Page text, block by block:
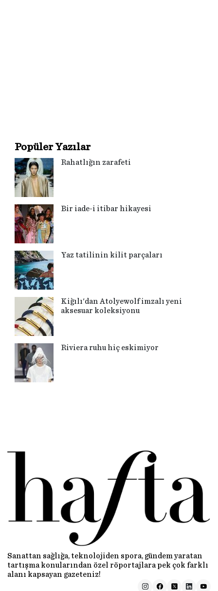
Popüler Yazılar
Rahatlığın zarafeti
Bir iade-i itibar hikayesi
Yaz tatilinin kilit parçaları
Kiğılı'dan Atolyewolf imzalı yeni
aksesuar koleksiyonu
Riviera ruhu hiç eskimiyor
Sanattan sağlığa, teknolojiden spora, gündem yaratan
tartışma konularından özel röportajlara pek çok farklı
alanı kapsayan gazeteniz!